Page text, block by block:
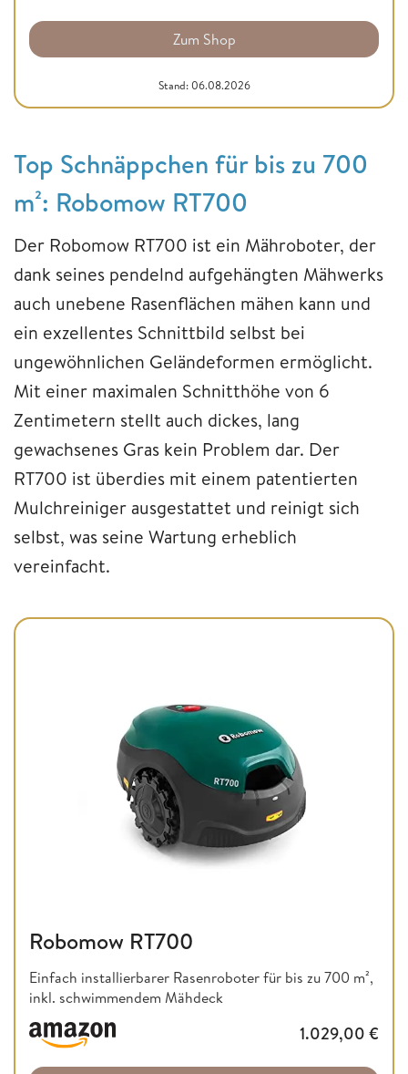
Zum Shop
Stand: 06.08.2026
Top Schnäppchen für bis zu 700
m²: Robomow RT700
Der Robomow RT700 ist ein Mähroboter, der
dank seines pendelnd aufgehängten Mähwerks
auch unebene Rasenflächen mähen kann und
ein exzellentes Schnittbild selbst bei
ungewöhnlichen Geländeformen ermöglicht.
Mit einer maximalen Schnitthöhe von 6
Zentimetern stellt auch dickes, lang
gewachsenes Gras kein Problem dar. Der
RT700 ist überdies mit einem patentierten
Mulchreiniger ausgestattet und reinigt sich
selbst, was seine Wartung erheblich
vereinfacht.
Robomow RT700
Einfach installierbarer Rasenroboter für bis zu 700 m²,
inkl. schwimmendem Mähdeck
1.029,00 €